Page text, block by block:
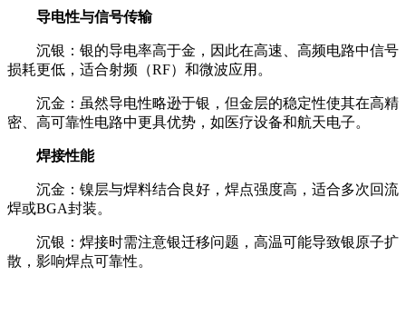
导电性与信号传输
沉银：银的导电率高于金，因此在高速、高频电路中信号
损耗更低，适合射频（RF）和微波应用。
沉金：虽然导电性略逊于银，但金层的稳定性使其在高精
密、高可靠性电路中更具优势，如医疗设备和航天电子。
焊接性能
沉金：镍层与焊料结合良好，焊点强度高，适合多次回流
焊或BGA封装。
沉银：焊接时需注意银迁移问题，高温可能导致银原子扩
散，影响焊点可靠性。